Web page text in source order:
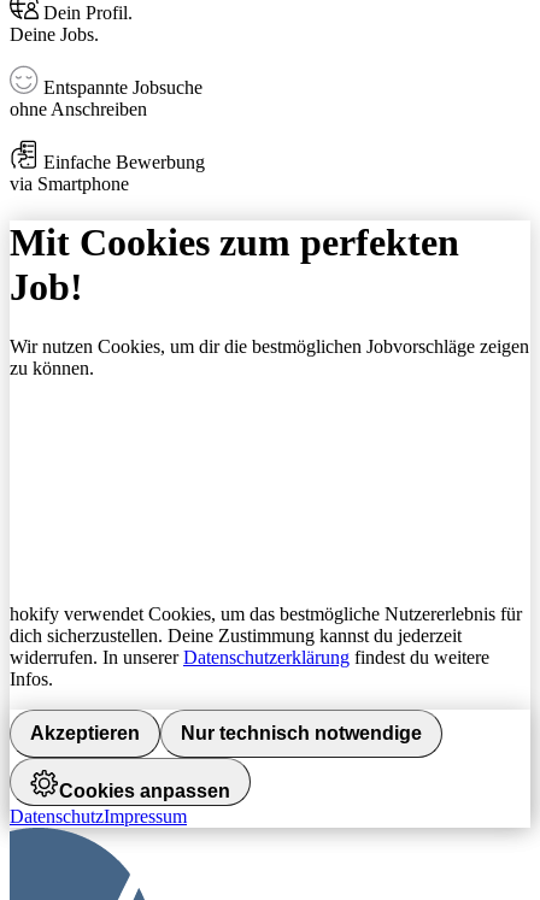
Dein Profil.
Deine Jobs.
Entspannte Jobsuche
ohne Anschreiben
Einfache Bewerbung
via Smartphone
Mit Cookies zum perfekten
Job!
Wir nutzen Cookies, um dir die bestmöglichen Jobvorschläge zeigen
zu können.
hokify verwendet Cookies, um das bestmögliche Nutzererlebnis für
dich sicherzustellen. Deine Zustimmung kannst du jederzeit
widerrufen. In unsererDatenschutzerklärung findest du weitere
Infos.
Akzeptieren Nur technisch notwendige
Cookies anpassen
DatenschutzImpressum